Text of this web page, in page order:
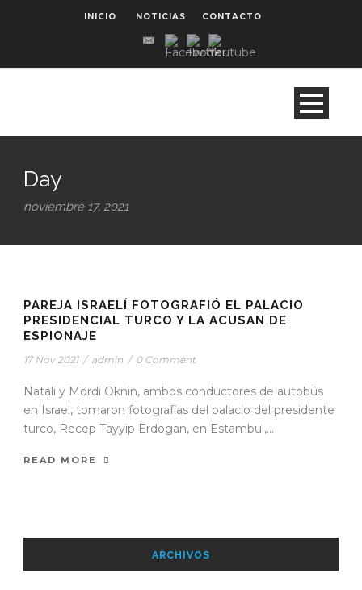
INICIO NOTICIAS CONTACTO
Day
noviembre 17, 2021
PAREJA ISRAELÍ FOTOGRAFIÓ EL PALACIO
PRESIDENCIAL TURCO Y LA ACUSAN DE
ESPIONAJE
17 Nov 2021 / admin / 0 Comment
Natali y Mordi Oknin, ambos conductores de autobús
en Israel, tomaron fotografías del palacio del presidente
turco, Recep Tayyip Erdogan, en Estambul,...
READ MORE
ARCHIVOS